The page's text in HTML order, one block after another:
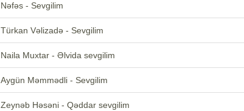
Nəfəs - Sevgilim
Türkan Vəlizadə - Sevgilim
Naila Muxtar - Əlvida sevgilim
Aygün Məmmədli - Sevgilim
Zeynəb Həsəni - Qəddar sevgilim